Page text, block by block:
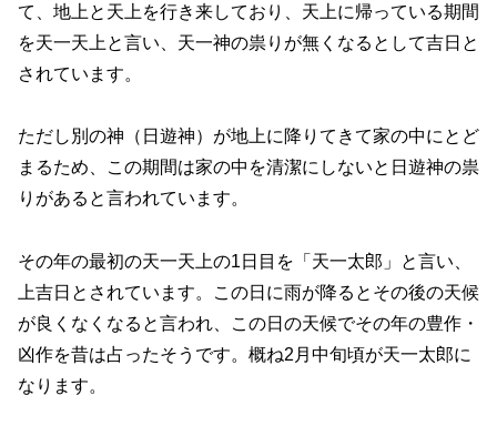
て、地上と天上を行き来しており、天上に帰っている期間
を天一天上と言い、天一神の祟りが無くなるとして吉日と
されています。
ただし別の神（日遊神）が地上に降りてきて家の中にとど
まるため、この期間は家の中を清潔にしないと日遊神の祟
りがあると言われています。
その年の最初の天一天上の1日目を「天一太郎」と言い、
上吉日とされています。この日に雨が降るとその後の天候
が良くなくなると言われ、この日の天候でその年の豊作・
凶作を昔は占ったそうです。概ね2月中旬頃が天一太郎に
なります。